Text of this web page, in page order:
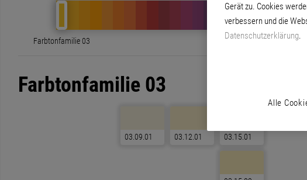
Farbtonfamilie 03
Farbtonfamilie 03
03.09.01 03.12.01 03.15.01
Gerät zu. Cookies
verbessern und die
Datenschutzerklärung.
Alle